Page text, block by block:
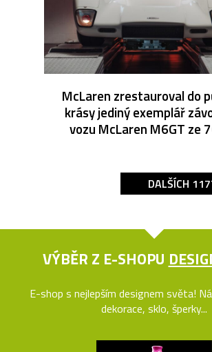
McLaren zrestauroval do
krásy jediný exemplář
vozu McLaren M6GT ze
DALŠÍCH
VÝBĚR Z E-SHOPU
E-shop s nejlepším designem světa!
dekorace, sklo, šperky...